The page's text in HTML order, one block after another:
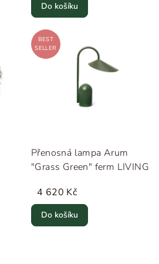
Do košíku
BEST
SELLER
Přenosná lampa Arum
"Grass Green" ferm LIVING
4 620 Kč
Do košíku